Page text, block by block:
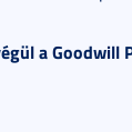
a Goodwill